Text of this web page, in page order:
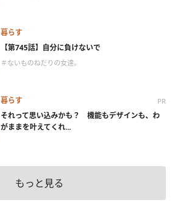
暮らす
【第745話】自分に負けないで
＃ないものねだりの女達。
暮らす PR
それって思い込みかも？ 機能もデザインも、わ
がままを叶えてくれ...
もっと見る